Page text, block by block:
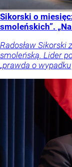
Sikorski o
smoleńskich”.
Radosław Sikorski
smoleńską. Lider
„prawda o